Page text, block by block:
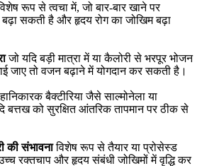
रूप से त्वचा में, जो बार-बार खाने पर
सकती है और हृदय रोग का जोखिम बढ़ा
जो यदि बड़ी मात्रा में या कैलोरी से भरपूर भोजन
जाए तो वजन बढ़ाने में योगदान कर सकती है।
बैक्टीरिया जैसे साल्मोनेला या
बत्तख को सुरक्षित आंतरिक तापमान पर ठीक से
की संभावनाविशेष रूप से तैयार या प्रोसेस्ड
रक्तचाप और हृदय संबंधी जोखिमों में वृद्धि कर